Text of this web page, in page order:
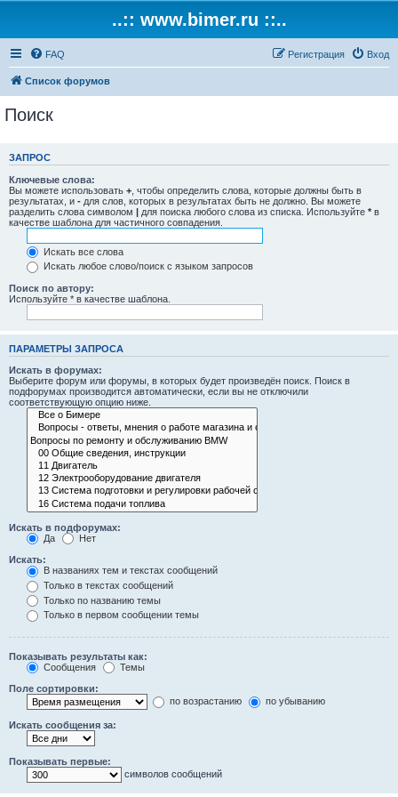
..:: www.bimer.ru ::..
FAQ Вход
Регистрация
Список форумов
Поиск
ЗАПРОС
Ключевые слова:
Вы можете использовать + , чтобы определить слова, которые должны быть в
результатах, и - для слов, которых в результатах быть не должно. Вы можете
разделить слова символом | для поиска любого слова из списка. Используйте * в
качестве шаблона для частичного совпадения.
Искать все слова
Искать любое слово/поиск с языком запросов
Поиск по автору:
Используйте * в качестве шаблона.
ПАРАМЕТРЫ ЗАПРОСА
Искать в форумах:
Выберите форум или форумы, в которых будет произведён поиск. Поиск в
подфорумах производится автоматически, если вы не отключили
соответствующую опцию ниже.
Искать в подфорумах:
Да
Нет
Искать:
В названиях тем и текстах сообщений
Только в текстах сообщений
Только по названию темы
Только в первом сообщении темы
Показывать результаты как:
Сообщения
Темы
Поле сортировки:
по возрастанию
по убыванию
Искать сообщения за:
Показывать первые:
символов сообщений